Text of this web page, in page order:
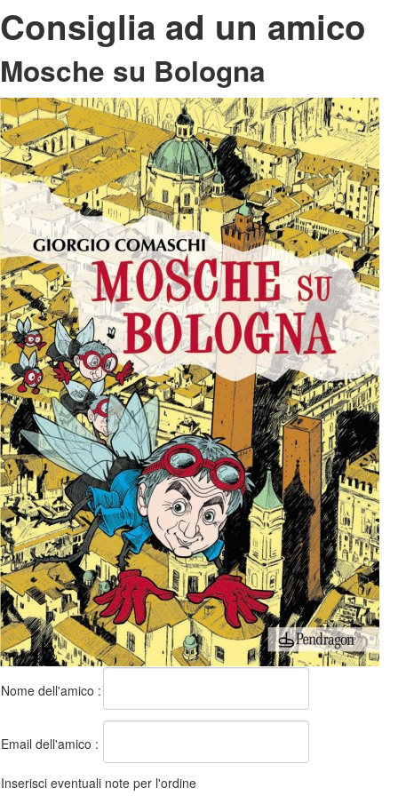
Consiglia ad un amico
Mosche su Bologna
Nome dell'amico :
Email dell'amico :
Inserisci eventuali note per l'ordine